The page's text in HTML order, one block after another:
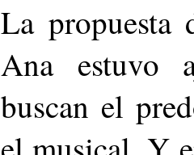
La propuesta
Ana estuvo
buscan el